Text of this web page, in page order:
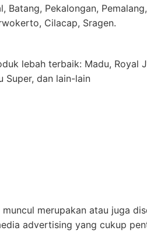
Batang, Pekalongan,
Cilacap, Sragen.
lebah terbaik: Madu, Royal
Super, dan lain-lain
merupakan atau juga
advertising yang cukup